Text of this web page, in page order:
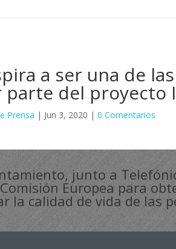
a ser una de
del proyecto
Prensa | Jun 3, 2020 | 0 Comentarios
junto a
Europea para
la calidad de vida de las